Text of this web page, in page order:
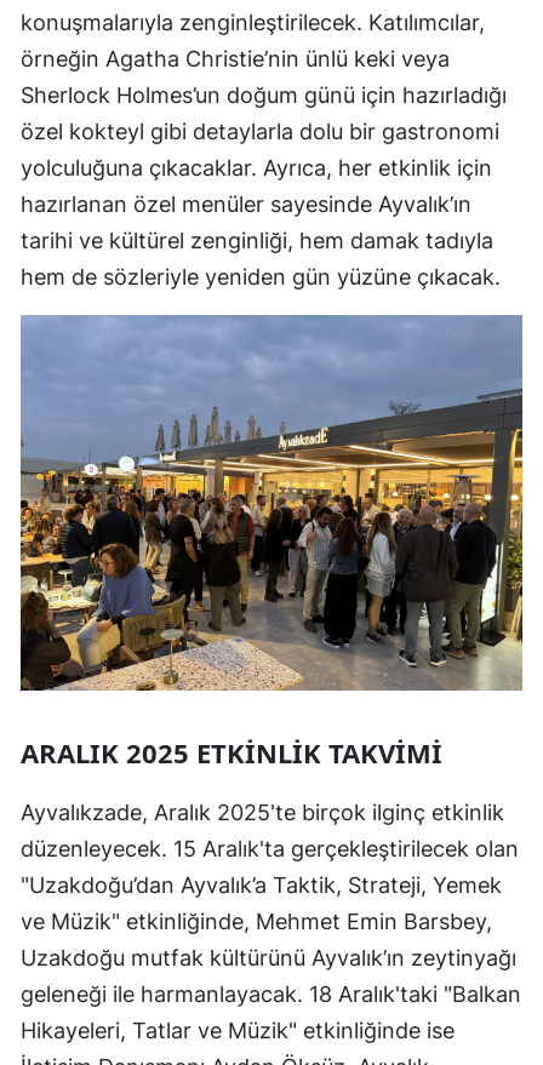
konuşmalarıyla zenginleştirilecek. Katılımcılar,
örneğin Agatha Christie’nin ünlü keki veya
Sherlock Holmes’un doğum günü için hazırladığı
özel kokteyl gibi detaylarla dolu bir gastronomi
yolculuğuna çıkacaklar. Ayrıca, her etkinlik için
hazırlanan özel menüler sayesinde Ayvalık’ın
tarihi ve kültürel zenginliği, hem damak tadıyla
hem de sözleriyle yeniden gün yüzüne çıkacak.
ARALIK 2025 ETKINLIK TAKVIMI
Ayvalıkzade, Aralık 2025'te birçok ilginç etkinlik
düzenleyecek. 15 Aralık'ta gerçekleştirilecek olan
"Uzakdoğu’dan Ayvalık’a Taktik, Strateji, Yemek
ve Müzik" etkinliğinde, Mehmet Emin Barsbey,
Uzakdoğu mutfak kültürünü Ayvalık’ın zeytinyağı
geleneği ile harmanlayacak. 18 Aralık'taki "Balkan
Hikayeleri, Tatlar ve Müzik" etkinliğinde ise